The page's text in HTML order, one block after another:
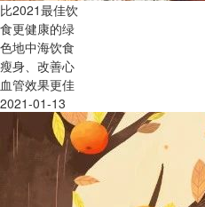
比2021最佳饮
食更健康的绿
色地中海饮食
瘦身、改善心
血管效果更佳
2021-01-13